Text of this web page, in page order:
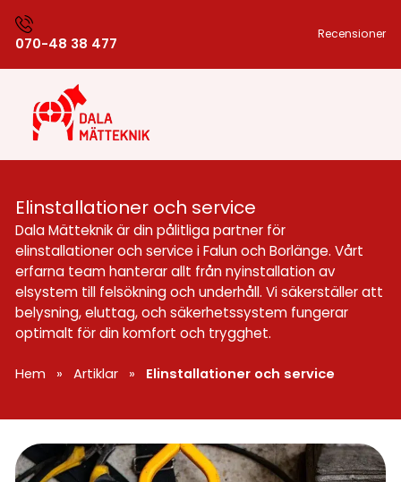
070-48 38 477 Recensioner
Elinstallationer och service
Dala Mätteknik är din pålitliga partner för
elinstallationer och service i Falun och Borlänge. Vårt
erfarna team hanterar allt från nyinstallation av
elsystem till felsökning och underhåll. Vi säkerställer att
belysning, eluttag, och säkerhetssystem fungerar
optimalt för din komfort och trygghet.
Hem » Artiklar » Elinstallationer och service